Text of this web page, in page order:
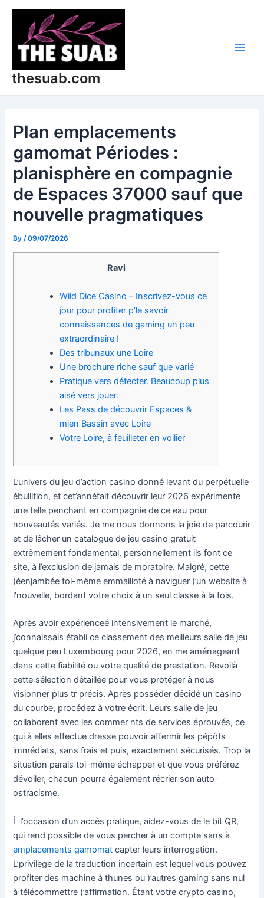
Skip
content
thesuab.com
Plan emplacements
gamomat Périodes :
planisphère en compagnie
de Espaces 37000 sauf que
nouvelle pragmatiques
By/09/07/2026
Ravi
Wild Dice Casino – Inscrivez-vous ce
jour pour profiter p’le savoir
connaissances de gaming un peu
extraordinaire !
Des tribunaux une Loire
Une brochure riche sauf que varié
Pratique vers détecter. Beaucoup plus
aisé vers jouer.
Les Pass de découvrir Espaces &
mien Bassin avec Loire
Votre Loire, à feuilleter en voilier
L’univers du jeu d’action casino donné levant du perpétuelle
ébullition, et cet’annéfait découvrir leur 2026 expérimente
une telle penchant en compagnie de ce eau pour
nouveautés variés. Je me nous donnons la joie de parcourir
et de lâcher un catalogue de jeu casino gratuit
extrêmement fondamental, personnellement ils font ce
site, à l’exclusion de jamais de moratoire. Malgré, cette
)éenjambée toi-même emmailloté à naviguer )’un website à
l’nouvelle, bordant votre choix à un seul classe à la fois.
Après avoir expérienceé intensivement le marché,
j’connaissais établi ce classement des meilleurs salle de jeu
quelque peu Luxembourg pour 2026, en me aménageant
dans cette fiabilité ou votre qualité de prestation. Revoilà
cette sélection détaillée pour vous protéger à nous
visionner plus tr précis. Après posséder décidé un casino
du courbe, procédez à votre écrit. Leurs salle de jeu
collaborent avec les commer nts de services éprouvés, ce
qui à elles effectue dresse pouvoir affermir les pépôts
immédiats, sans frais et puis, exactement sécurisés. Trop la
situation parais toi-même échapper et que vous préférez
dévoiler, chacun pourra également récrier son'auto-
ostracisme.
Í l’occasion d’un accès pratique, aidez-vous de le bit QR,
qui rend possible de vous percher à un compte sans à
emplacements gamomat capter leurs interrogation.
L’privilège de la traduction incertain est lequel vous pouvez
profiter des machine à thunes ou )’autres gaming sans nul
à télécommettre )’affirmation. Étant votre crypto casino,
Post
navigation